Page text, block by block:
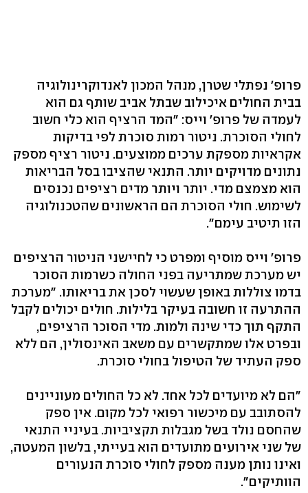
פרופ' נפתלי שטרן, מנהל המכון לאנדוקרינולוגיה
בבית החולים איכילוב שבתל אביב שותף גם הוא
לעמדה של פרופ' וייס: "המד הרציף הוא כלי חשוב
לחולי הסוכרת. ניטור רמות סוכרת לפי בדיקות
אקראיות מספקת ערכים ממוצעים. ניטור רציף מספק
נתונים מדויקים יותר. התנאי שהציבו בסל הבריאות
הוא מצמצם מדי. יותר ויותר מדים רציפים נכנסים
לשימוש. חולי הסוכרת הם הראשונים שהטכנולוגיה
הזו תיטיב עימם".
פרופ' וייס מוסיף ומפרט כי לחיישני הניטור הרציפים
יש מערכת שמתריעה בפני החולה כשרמות הסוכר
בדמו צוללות באופן שעשוי לסכן את בריאותו. "מערכת
ההתרעה זו חשובה בעיקר בלילות. חולים יכולים לקבל
התקף תוך כדי שינה ולמות. מדי הסוכר הרציפים,
ובפרט אלו שמתקשרים עם משאב האינסולין, הם ללא
ספק העתיד של הטיפול בחולי סוכרת.
"הם לא מיועדים לכל אחד. לא כל החולים מעוניינים
להסתובב עם מיכשור רפואי לכל מקום. אין ספק
שהחסם נולד בשל מגבלות תקציביות. בעיניי התנאי
של שני אירועים מתועדים הוא בעייתי, בלשון המעטה,
ואינו נותן מענה מספק לחולי סוכרת הנעורים
הוותיקים".